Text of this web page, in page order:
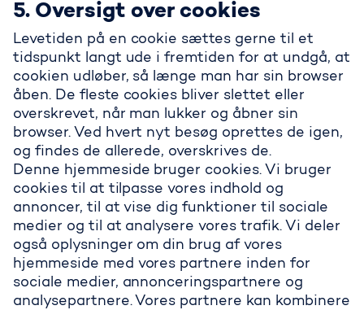
5. Oversigt over cookies
Levetiden på en cookie sættes gerne til et
tidspunkt langt ude i fremtiden for at undgå, at
cookien udløber, så længe man har sin browser
åben. De fleste cookies bliver slettet eller
overskrevet, når man lukker og åbner sin
browser. Ved hvert nyt besøg oprettes de igen,
og findes de allerede, overskrives de.
Denne hjemmeside bruger cookies. Vi bruger
cookies til at tilpasse vores indhold og
annoncer, til at vise dig funktioner til sociale
medier og til at analysere vores trafik. Vi deler
også oplysninger om din brug af vores
hjemmeside med vores partnere inden for
sociale medier, annonceringspartnere og
analysepartnere. Vores partnere kan kombinere